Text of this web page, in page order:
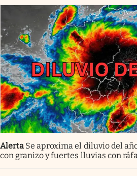
Alerta Se aproxima el diluvio del
con granizo y fuertes lluvias con